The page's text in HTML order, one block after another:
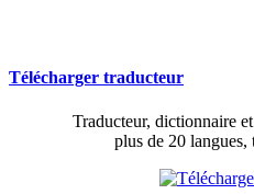
Télécharger traducteur
Traducteur, dictionnaire
plus de 20